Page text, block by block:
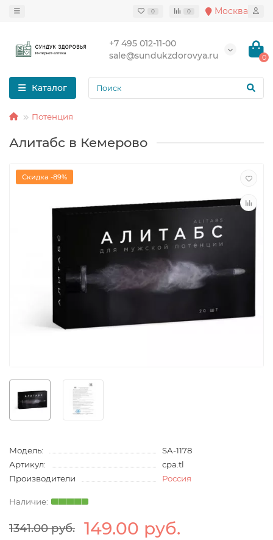
0 0 Москва
+7 495 012-11-00
sale@sundukzdorovya.ru
0
Каталог
Потенция
Алитабс в Кемерово
Скидка -89%
Модель:
SA-1178
Артикул:
cpa.tl
Производители
Россия
1341.00 руб. 149.00 руб.